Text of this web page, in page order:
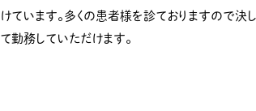
けています。多くの患者様を診ておりますので
て勤務していただけます。